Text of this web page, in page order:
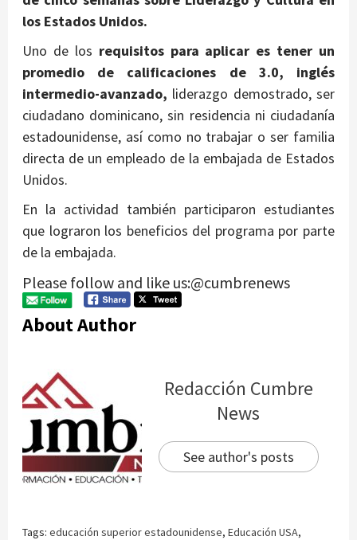
los Estados Unidos.
Uno de los requisitos para aplicar es tener un
promedio de calificaciones de 3.0, inglés
intermedio-avanzado, liderazgo demostrado, ser
ciudadano dominicano, sin residencia ni ciudadanía
estadounidense, así como no trabajar o ser familia
directa de un empleado de la embajada de Estados
Unidos.
En la actividad también participaron estudiantes
que lograron los beneficios del programa por parte
de la embajada.
Please follow and like us:@cumbrenews
About Author
Redacción Cumbre
News
See author's posts
Tags: educación superior estadounidense, Educación USA,